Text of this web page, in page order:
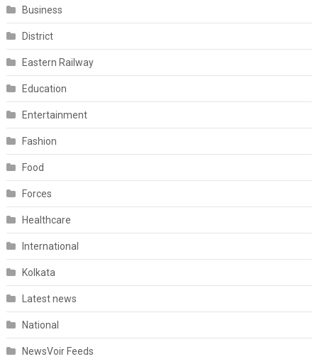
Business
District
Eastern Railway
Education
Entertainment
Fashion
Food
Forces
Healthcare
International
Kolkata
Latest news
National
NewsVoir Feeds